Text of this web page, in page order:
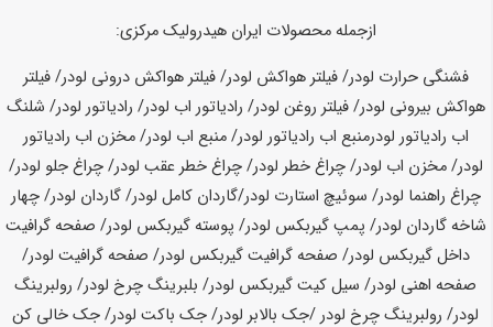
ازجمله محصولات ایران هیدرولیک مرکزی:
فشنگی حرارت لودر/ فیلتر هواکش لودر/ فیلتر هواکش درونی لودر/ فیلتر
هواکش بیرونی لودر/ فیلتر روغن لودر/ رادیاتور اب لودر/ رادیاتور لودر/ شلنگ
اب رادیاتور لودرمنبع اب رادیاتور لودر/ منبع اب لودر/ مخزن اب رادیاتور
لودر/ مخزن اب لودر/ چراغ خطر لودر/ چراغ خطر عقب لودر/ چراغ جلو لودر/
چراغ راهنما لودر/ سوئیچ استارت لودر/گاردان کامل لودر/ گاردان لودر/ چهار
شاخه گاردان لودر/ پمپ گیربکس لودر/ پوسته گیربکس لودر/ صفحه گرافیت
داخل گیربکس لودر/ صفحه گرافیت گیربکس لودر/ صفحه گرافیت لودر/
صفحه اهنی لودر/ سیل کیت گیربکس لودر/ بلبرینگ چرخ لودر/ رولبرینگ
لودر/ رولبرینگ چرخ لودر /جک بالابر لودر/ جک باکت لودر/ جک خالی کن